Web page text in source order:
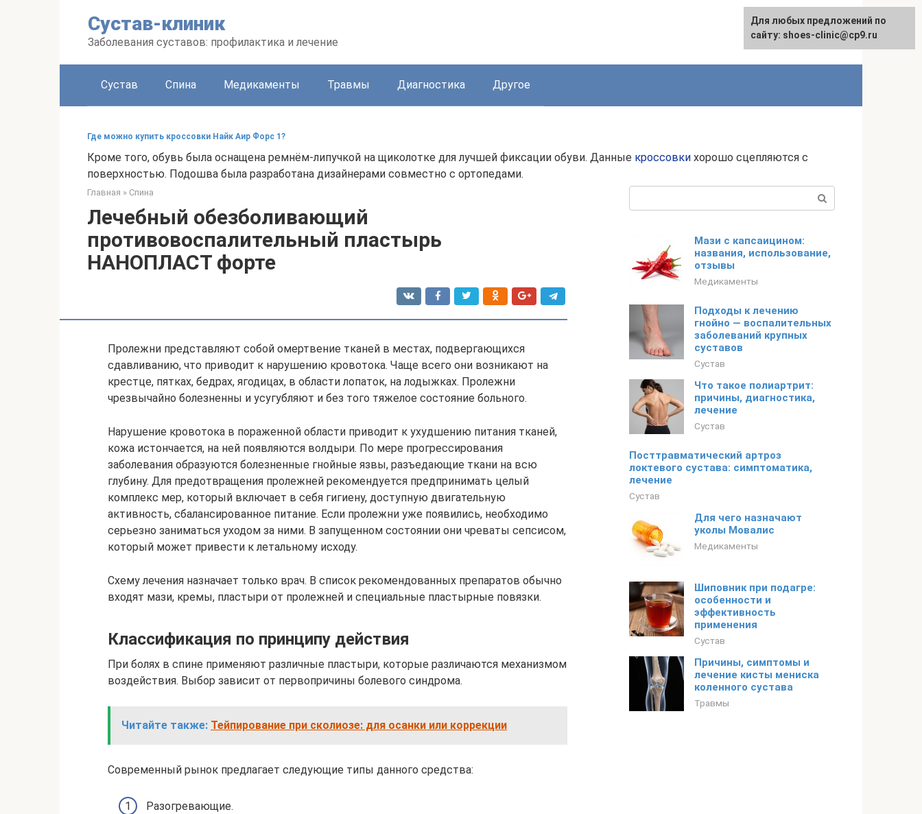
Сустав-клиник
Заболевания суставов: профилактика и лечение
Сустав Спина Медикаменты Травмы Диагностика Другое
Где можно купить кроссовки Найк Аир Форс 1?
Кроме того, обувь была оснащена ремнём-липучкой на щиколотке для лучшей фиксации обуви. Данные кроссовки хорошо сцепляются с
поверхностью. Подошва была разработана дизайнерами совместно с ортопедами.
Главная » Спина
Лечебный обезболивающий
противовоспалительный пластырь
НАНОПЛАСТ форте
Пролежни представляют собой омертвение тканей в местах, подвергающихся
сдавливанию, что приводит к нарушению кровотока. Чаще всего они возникают на
крестце, пятках, бедрах, ягодицах, в области лопаток, на лодыжках. Пролежни
чрезвычайно болезненны и усугубляют и без того тяжелое состояние больного.
Нарушение кровотока в пораженной области приводит к ухудшению питания тканей,
кожа истончается, на ней появляются волдыри. По мере прогрессирования
заболевания образуются болезненные гнойные язвы, разъедающие ткани на всю
глубину. Для предотвращения пролежней рекомендуется предпринимать целый
комплекс мер, который включает в себя гигиену, доступную двигательную
активность, сбалансированное питание. Если пролежни уже появились, необходимо
серьезно заниматься уходом за ними. В запущенном состоянии они чреваты сепсисом,
который может привести к летальному исходу.
Схему лечения назначает только врач. В список рекомендованных препаратов обычно
входят мази, кремы, пластыри от пролежней и специальные пластырные повязки.
Классификация по принципу действия
При болях в спине применяют различные пластыри, которые различаются механизмом
воздействия. Выбор зависит от первопричины болевого синдрома.
Читайте также: Тейпирование при сколиозе: для осанки или коррекции
Современный рынок предлагает следующие типы данного средства:
Разогревающие.
Мази с капсаицином:
названия, использование,
отзывы
Медикаменты
Подходы к лечению
гнойно — воспалительных
заболеваний крупных
суставов
Сустав
Что такое полиартрит:
причины, диагностика,
лечение
Сустав
Посттравматический артроз
локтевого сустава: симптоматика,
лечение
Сустав
Для чего назначают
уколы Мовалис
Медикаменты
Шиповник при подагре:
особенности и
эффективность
применения
Сустав
Причины, симптомы и
лечение кисты мениска
коленного сустава
Травмы
Для любых предложений по
сайту: shoes-clinic@cp9.ru